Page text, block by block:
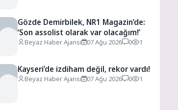
Gözde Demirbilek, NR1 Magazin’de:
‘Son assolist olarak var olacağım!’
Beyaz Haber Ajansı 07 Ağu 2026 0 1
Kayseri’de izdiham değil, rekor vardı!
Beyaz Haber Ajansı 07 Ağu 2026 0 1